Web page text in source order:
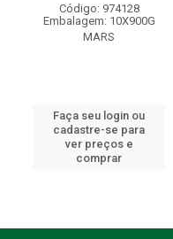
Código: 974128
Embalagem: 10X900G
MARS
Faça seu login ou
cadastre-se para
ver preços e
comprar